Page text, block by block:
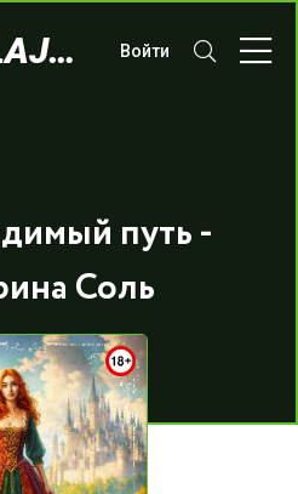
KNIGI-ONLAJN.COM Войти
путь -
Соль